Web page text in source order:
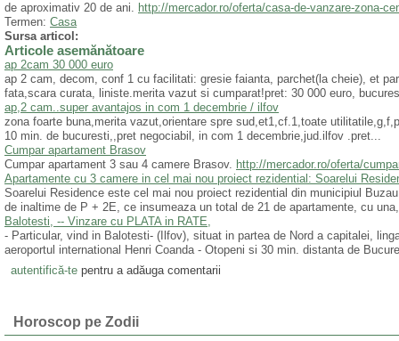
de aproximativ 20 de ani. http://mercador.ro/oferta/casa-de-vanzare-zona-
Termen: Casa
Sursa articol:
Articole asemănătoare
ap 2cam 30 000 euro
ap 2 cam, decom, conf 1 cu facilitati: gresie faianta, parchet(la cheie), et
fata,scara curata, liniste.merita vazut si cumparat!pret: 30 000 euro,
ap,2 cam..super avantajos in com 1 decembrie / ilfov
zona foarte buna,merita vazut,orientare spre sud,et1,cf.1,toate
10 min. de bucuresti,,pret negociabil, in com 1 decembrie,jud.ilfov .pret...
Cumpar apartament Brasov
Cumpar apartament 3 sau 4 camere Brasov. http://mercador.ro/oferta/
Apartamente cu 3 camere in cel mai nou proiect rezidential: Soarelui
Soarelui Residence este cel mai nou proiect rezidential din municipiul
de inaltime de P + 2E, ce insumeaza un total de 21 de apartamente, cu
Balotesti, -- Vinzare cu PLATA in RATE,
- Particular, vind in Balotesti- (Ilfov), situat in partea de Nord a capitalei,
aeroportul international Henri Coanda - Otopeni si 30 min. distanta de
autentifică-tepentru a adăuga comentarii
Horoscop pe Zodii